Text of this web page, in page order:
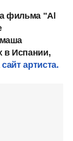
фильма "Al
в Испании,
сайт артиста.